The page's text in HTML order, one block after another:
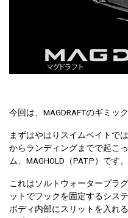
今回は、MAGDRAFTのギミッ
まずはやはりスイムベイトで
からランディングまでで起こ
ム、MAGHOLD（PAT.P）です。
これはソルトウォータープラ
ットでフックを固定するシス
ボディ内部にスリットを入れ